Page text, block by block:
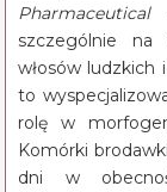
Pharmaceutical
szczególnie
włosów ludzkich
to
rolę w
Komórki
dni w